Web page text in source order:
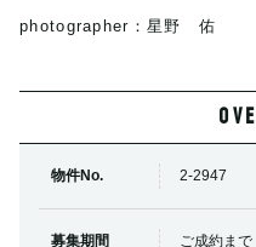
photographer：星野 佑
物件No. 2-2947
募集期間 ご成約まで